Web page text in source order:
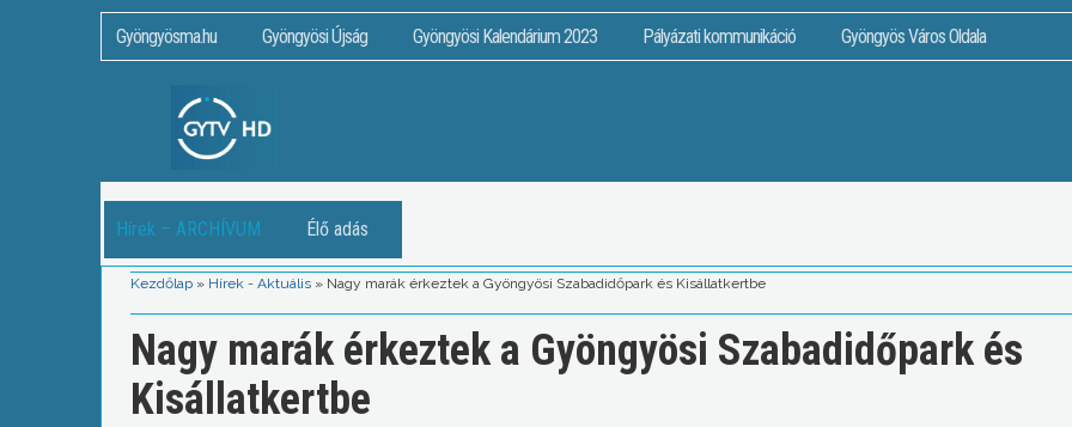
Gyöngyösma.hu Gyöngyösi Újság Gyöngyösi Kalendárium 2023 Pályázati kommunikáció Gyöngyös Város Oldala
Hírek – ARCHÍVUM Élő adás
Kezdőlap » Hírek - Aktuális » Nagy marák érkeztek a Gyöngyösi Szabadidőpark és Kisállatkertbe
Nagy marák érkeztek a Gyöngyösi Szabadidőpark és
Kisállatkertbe